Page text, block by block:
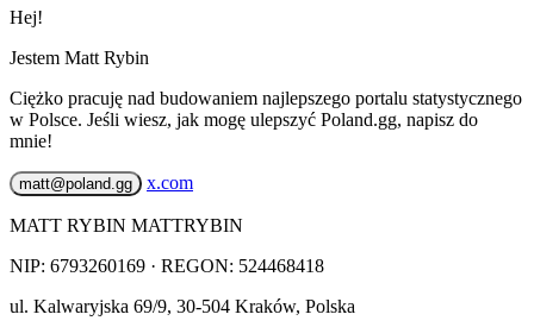
Hej!
Jestem Matt Rybin
Ciężko pracuję nad budowaniem najlepszego portalu statystycznego
w Polsce. Jeśli wiesz, jak mogę ulepszyć Poland.gg, napisz do
mnie!
matt@poland.gg x.com
MATT RYBIN MATTRYBIN
NIP: 6793260169 · REGON: 524468418
ul. Kalwaryjska 69/9, 30-504 Kraków, Polska